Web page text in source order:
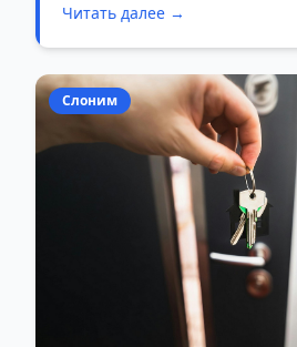
Читать далее →
Слоним